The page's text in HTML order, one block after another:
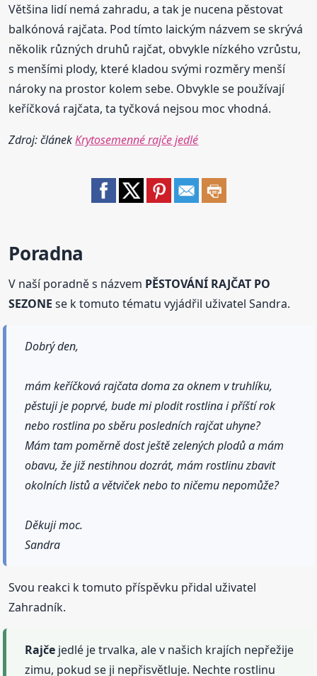
Většina lidí nemá zahradu, a tak je nucena pěstovat
balkónová rajčata. Pod tímto laickým názvem se skrývá
několik různých druhů rajčat, obvykle nízkého vzrůstu,
s menšími plody, které kladou svými rozměry menší
nároky na prostor kolem sebe. Obvykle se používají
keříčková rajčata, ta tyčková nejsou moc vhodná.
Zdroj: článekKrytosemenné rajče jedlé
Poradna
V naší poradně s názvem PĚSTOVÁNÍ RAJČAT PO
SEZONE se k tomuto tématu vyjádřil uživatel Sandra.
Dobrý den,
mám keříčková rajčata doma za oknem v truhlíku,
pěstuji je poprvé, bude mi plodit rostlina i příští rok
nebo rostlina po sběru posledních rajčat uhyne?
Mám tam poměrně dost ještě zelených plodů a mám
obavu, že již nestihnou dozrát, mám rostlinu zbavit
okolních listů a větviček nebo to ničemu nepomůže?
Děkuji moc.
Sandra
Svou reakci k tomuto příspěvku přidal uživatel
Zahradník.
Rajče jedlé je trvalka, ale v našich krajích nepřežije
zimu, pokud se ji nepřisvětluje. Nechte rostlinu